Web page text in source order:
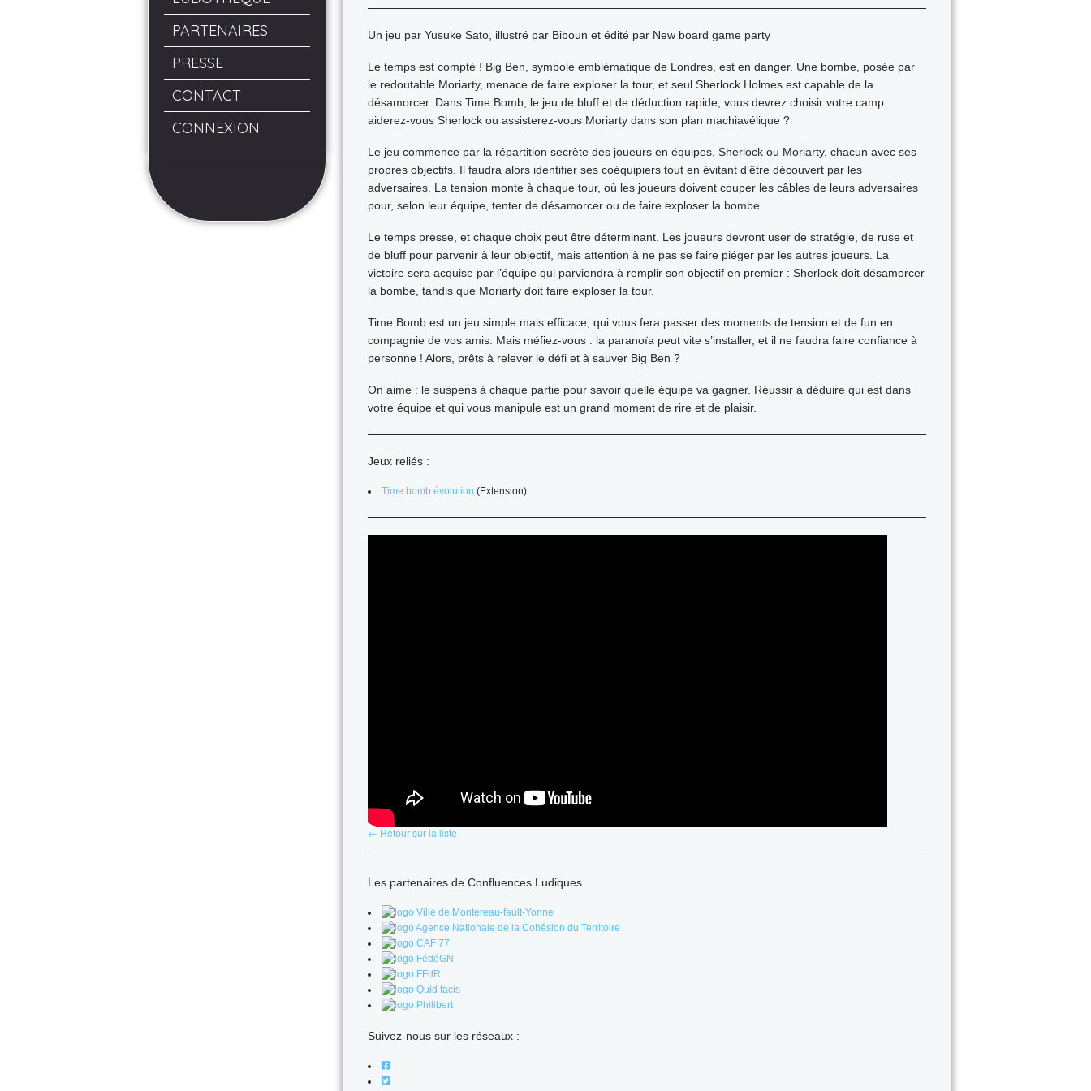
PARTENAIRES
PRESSE
CONTACT
CONNEXION
Un jeu par Yusuke Sato, illustré par Biboun et édité par New board game party
Le temps est compté ! Big Ben, symbole emblématique de Londres, est en danger. Une bombe, posée par
le redoutable Moriarty, menace de faire exploser la tour, et seul Sherlock Holmes est capable de la
désamorcer. Dans Time Bomb, le jeu de bluff et de déduction rapide, vous devrez choisir votre camp :
aiderez-vous Sherlock ou assisterez-vous Moriarty dans son plan machiavélique ?
Le jeu commence par la répartition secrète des joueurs en équipes, Sherlock ou Moriarty, chacun avec ses
propres objectifs. Il faudra alors identifier ses coéquipiers tout en évitant d’être découvert par les
adversaires. La tension monte à chaque tour, où les joueurs doivent couper les câbles de leurs adversaires
pour, selon leur équipe, tenter de désamorcer ou de faire exploser la bombe.
Le temps presse, et chaque choix peut être déterminant. Les joueurs devront user de stratégie, de ruse et
de bluff pour parvenir à leur objectif, mais attention à ne pas se faire piéger par les autres joueurs. La
victoire sera acquise par l’équipe qui parviendra à remplir son objectif en premier : Sherlock doit désamorcer
la bombe, tandis que Moriarty doit faire exploser la tour.
Time Bomb est un jeu simple mais efficace, qui vous fera passer des moments de tension et de fun en
compagnie de vos amis. Mais méfiez-vous : la paranoïa peut vite s’installer, et il ne faudra faire confiance à
personne ! Alors, prêts à relever le défi et à sauver Big Ben ?
On aime : le suspens à chaque partie pour savoir quelle équipe va gagner. Réussir à déduire qui est dans
votre équipe et qui vous manipule est un grand moment de rire et de plaisir.
Jeux reliés :
Time bomb évolution (Extension)
← Retour sur la liste
Les partenaires de Confluences Ludiques
Suivez-nous sur les réseaux :